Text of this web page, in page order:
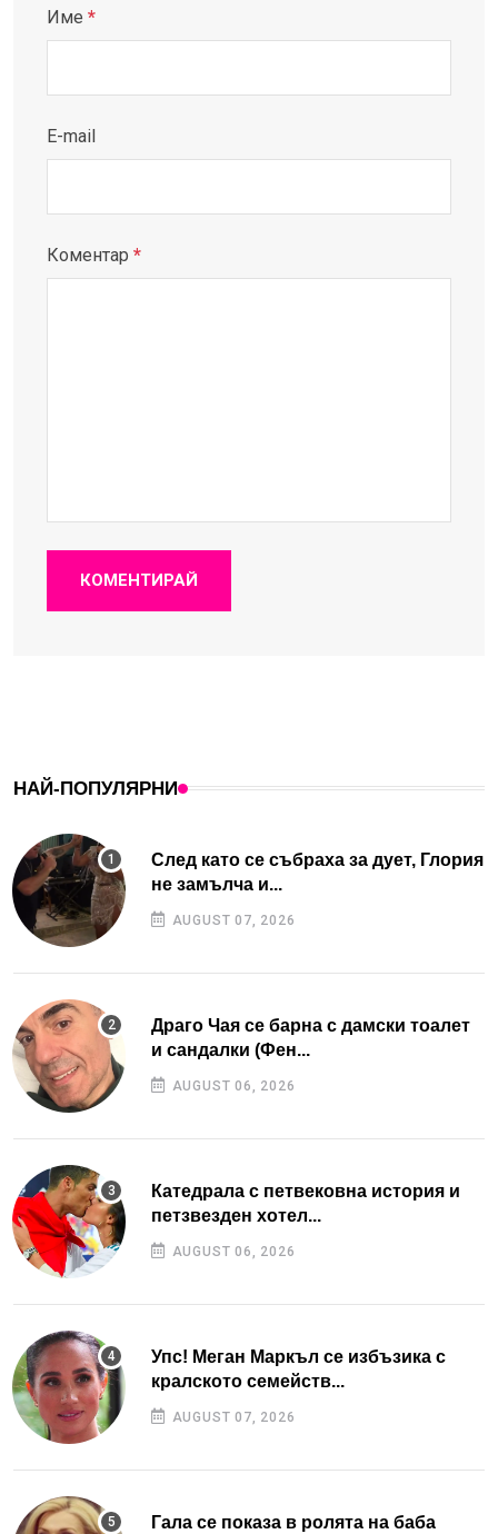
Име *
E-mail
Коментар *
КОМЕНТИРАЙ
НАЙ-ПОПУЛЯРНИ
След като се събраха за дует, Глория
не замълча и...
AUGUST 07, 2026
Драго Чая се барна с дамски тоалет
и сандалки (Фен...
AUGUST 06, 2026
Катедрала с петвековна история и
петзвезден хотел...
AUGUST 06, 2026
Упс! Меган Маркъл се избъзика с
кралското семейств...
AUGUST 07, 2026
Гала се показа в ролята на баба